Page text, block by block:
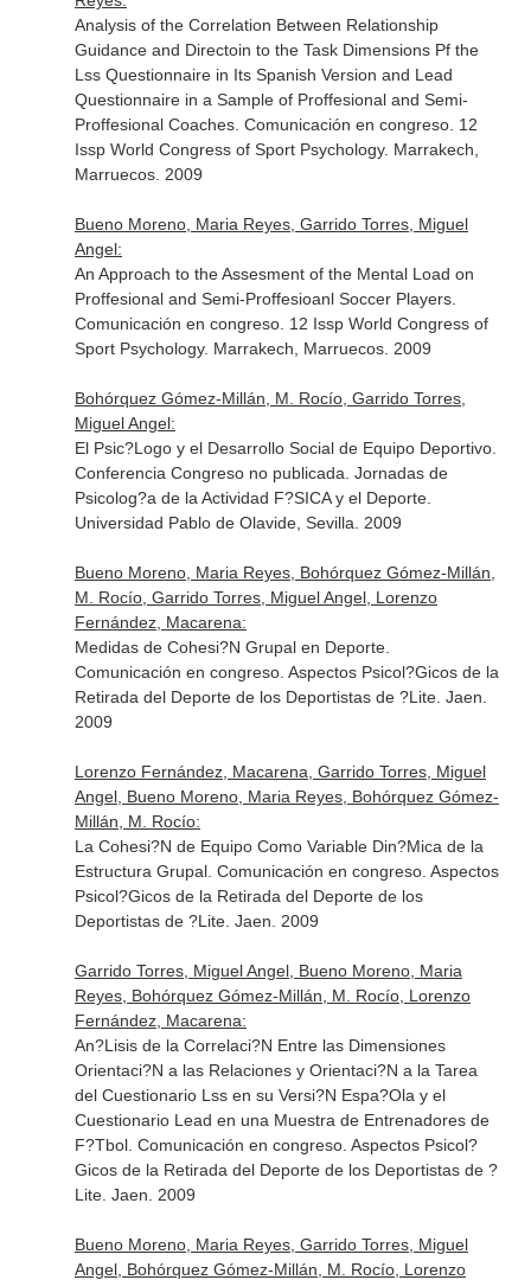
Analysis of the Correlation Between Relationship
Guidance and Directoin to the Task Dimensions Pf the
Lss Questionnaire in Its Spanish Version and Lead
Questionnaire in a Sample of Proffesional and Semi-
Proffesional Coaches. Comunicación en congreso. 12
Issp World Congress of Sport Psychology. Marrakech,
Marruecos. 2009
Bueno Moreno, Maria Reyes, Garrido Torres, Miguel
Angel:
An Approach to the Assesment of the Mental Load on
Proffesional and Semi-Proffesioanl Soccer Players.
Comunicación en congreso. 12 Issp World Congress of
Sport Psychology. Marrakech, Marruecos. 2009
Bohórquez Gómez-Millán, M. Rocío, Garrido Torres,
Miguel Angel:
El Psic?Logo y el Desarrollo Social de Equipo Deportivo.
Conferencia Congreso no publicada. Jornadas de
Psicolog?a de la Actividad F?SICA y el Deporte.
Universidad Pablo de Olavide, Sevilla. 2009
Bueno Moreno, Maria Reyes, Bohórquez Gómez-Millán,
M. Rocío, Garrido Torres, Miguel Angel, Lorenzo
Fernández, Macarena:
Medidas de Cohesi?N Grupal en Deporte.
Comunicación en congreso. Aspectos Psicol?Gicos de la
Retirada del Deporte de los Deportistas de ?Lite. Jaen.
2009
Lorenzo Fernández, Macarena, Garrido Torres, Miguel
Angel, Bueno Moreno, Maria Reyes, Bohórquez Gómez-
Millán, M. Rocío:
La Cohesi?N de Equipo Como Variable Din?Mica de la
Estructura Grupal. Comunicación en congreso. Aspectos
Psicol?Gicos de la Retirada del Deporte de los
Deportistas de ?Lite. Jaen. 2009
Garrido Torres, Miguel Angel, Bueno Moreno, Maria
Reyes, Bohórquez Gómez-Millán, M. Rocío, Lorenzo
Fernández, Macarena:
An?Lisis de la Correlaci?N Entre las Dimensiones
Orientaci?N a las Relaciones y Orientaci?N a la Tarea
del Cuestionario Lss en su Versi?N Espa?Ola y el
Cuestionario Lead en una Muestra de Entrenadores de
F?Tbol. Comunicación en congreso. Aspectos Psicol?
Gicos de la Retirada del Deporte de los Deportistas de ?
Lite. Jaen. 2009
Bueno Moreno, Maria Reyes, Garrido Torres, Miguel
Angel, Bohórquez Gómez-Millán, M. Rocío, Lorenzo